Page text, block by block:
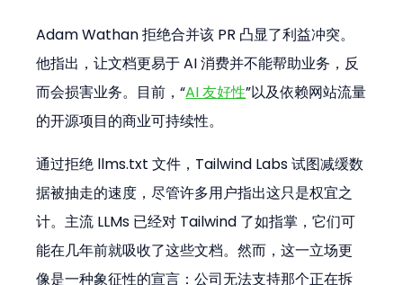
Adam Wathan 拒绝合并该 PR 凸显了利益冲突。
他指出，让文档更易于 AI 消费并不能帮助业务，反
而会损害业务。目前，“AI 友好性”以及依赖网站流量
的开源项目的商业可持续性。
通过拒绝 llms.txt 文件，Tailwind Labs 试图减缓数
据被抽走的速度，尽管许多用户指出这只是权宜之
计。主流 LLMs 已经对 Tailwind 了如指掌，它们可
能在几年前就吸收了这些文档。然而，这一立场更
像是一种象征性的宣言：公司无法支持那个正在拆